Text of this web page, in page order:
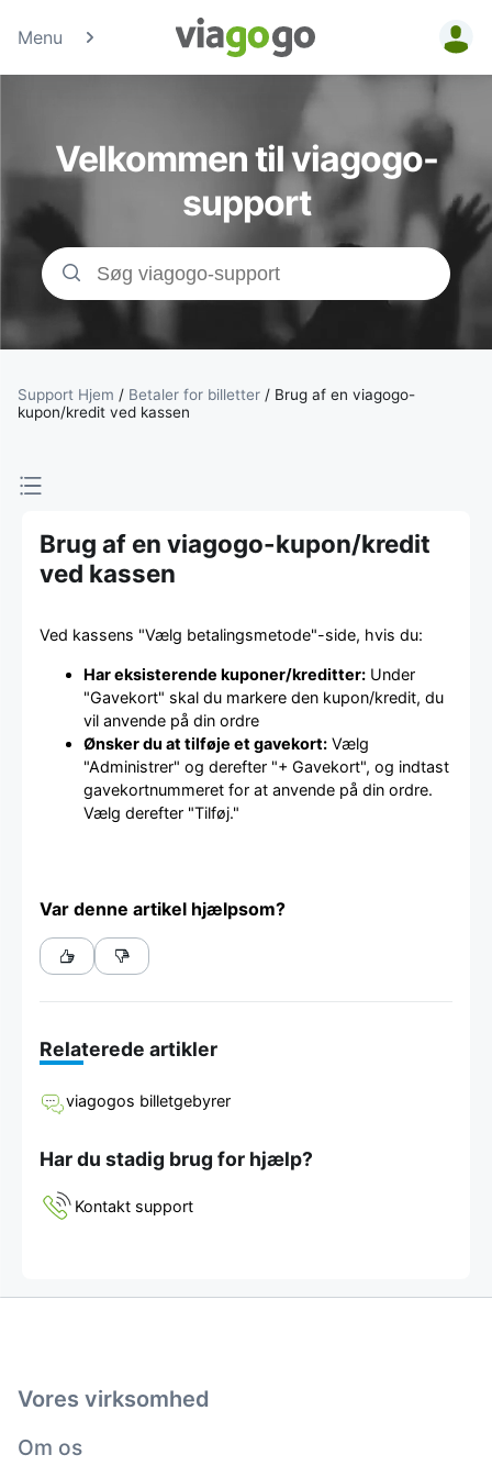
Menu
Billetter -
Sports- &amp;
Teaterbilletter |
viagogo-
Velkommen til viagogo-
support
Support Hjem / Betaler for billetter / Brug af en viagogo-
kupon/kredit ved kassen
Brug af en viagogo-kupon/kredit
ved kassen
Ved kassens "Vælg betalingsmetode"-side, hvis du:
Har eksisterende kuponer/kreditter: Under
"Gavekort" skal du markere den kupon/kredit, du
vil anvende på din ordre
Ønsker du at tilføje et gavekort: Vælg
"Administrer" og derefter "+ Gavekort", og indtast
gavekortnummeret for at anvende på din ordre.
Vælg derefter "Tilføj."
Var denne artikel hjælpsom?
Relaterede artikler
viagogos billetgebyrer
Har du stadig brug for hjælp?
Kontakt support
Vores virksomhed
Om os